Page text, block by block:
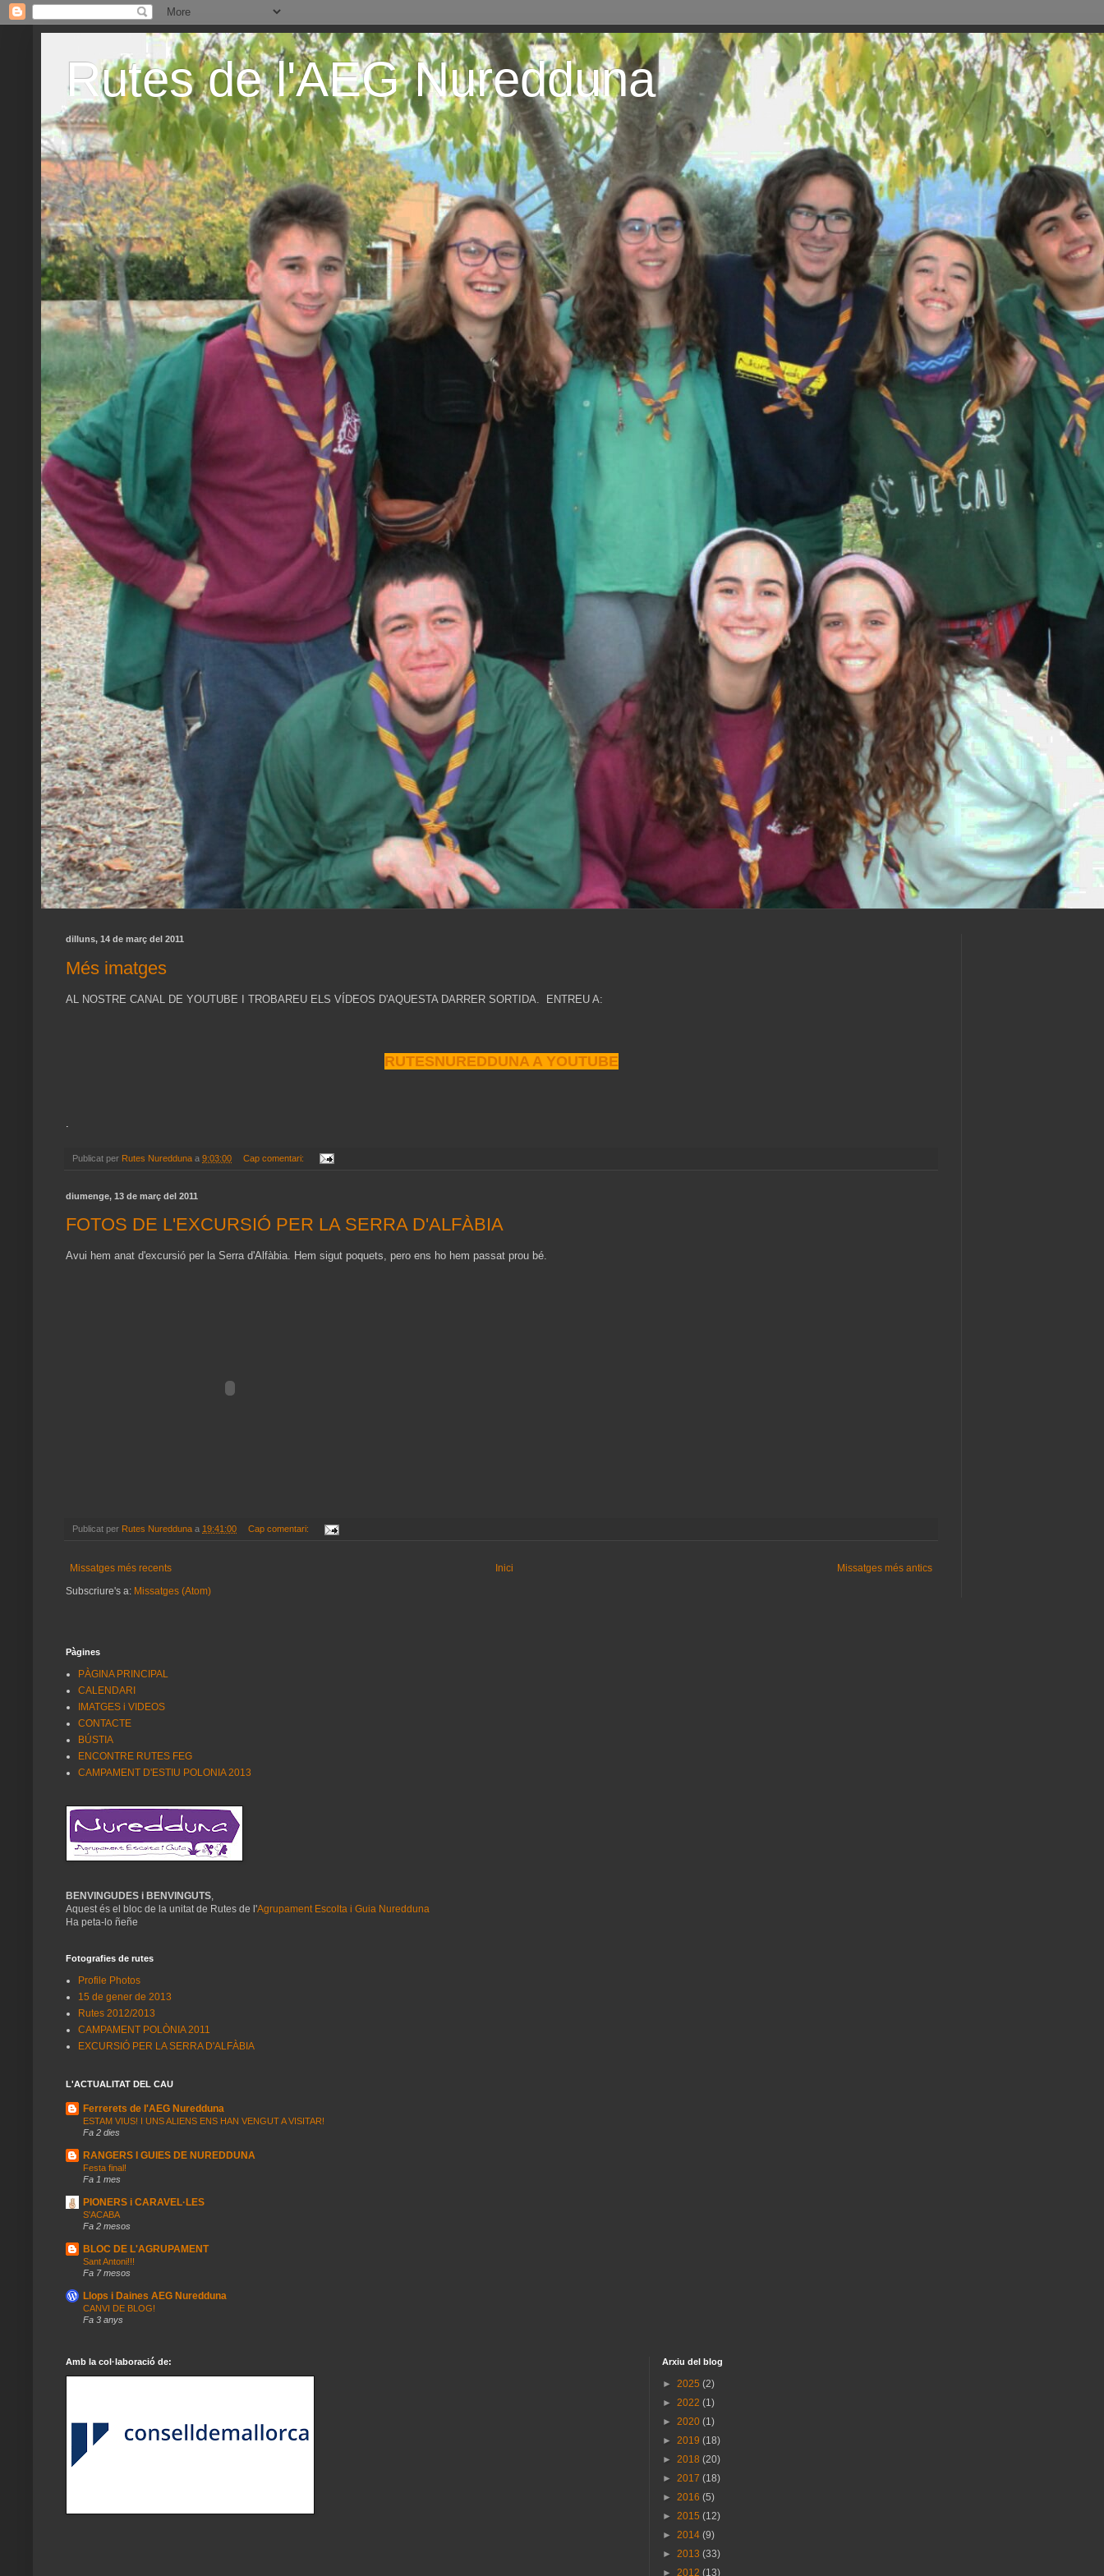
Rutes de l'AEG Nuredduna
dilluns, 14 de març del 2011
Més imatges
AL NOSTRE CANAL DE YOUTUBE I TROBAREU ELS VÍDEOS D'AQUESTA DARRER SORTIDA. ENTREU A:
RUTESNUREDDUNA A YOUTUBE
Publicat per Rutes Nuredduna a 9:03:00 Cap comentari:
diumenge, 13 de març del 2011
FOTOS DE L'EXCURSIÓ PER LA SERRA D'ALFÀBIA
Avui hem anat d'excursió per la Serra d'Alfàbia. Hem sigut poquets, pero ens ho hem passat prou bé.
Publicat per Rutes Nuredduna a 19:41:00 Cap comentari:
Missatges més recents Missatges més antics
Inici
Subscriure's a: Missatges (Atom)
Pàgines
PÀGINA PRINCIPAL
CALENDARI
IMATGES i VIDEOS
CONTACTE
BÚSTIA
ENCONTRE RUTES FEG
CAMPAMENT D'ESTIU POLONIA 2013
BENVINGUDES i BENVINGUTS,
Aquest és el bloc de la unitat de Rutes de l'Agrupament Escolta i Guia Nuredduna
Ha peta-lo ñeñe
Fotografies de rutes
Profile Photos
15 de gener de 2013
Rutes 2012/2013
CAMPAMENT POLÒNIA 2011
EXCURSIÓ PER LA SERRA D'ALFÀBIA
L'ACTUALITAT DEL CAU
Ferrerets de l'AEG Nuredduna
ESTAM VIUS! I UNS ALIENS ENS HAN VENGUT A VISITAR!
Fa 2 dies
RANGERS I GUIES DE NUREDDUNA
Festa final!
Fa 1 mes
PIONERS i CARAVEL·LES
S'ACABA
Fa 2 mesos
BLOC DE L'AGRUPAMENT
Sant Antoni!!!
Fa 7 mesos
Llops i Daines AEG Nuredduna
CANVI DE BLOG!
Fa 3 anys
Amb la col·laboració de: Arxiu del blog
► 2025 (2)
► 2022 (1)
► 2020 (1)
► 2019 (18)
► 2018 (20)
► 2017 (18)
► 2016 (5)
► 2015 (12)
► 2014 (9)
► 2013 (33)
► 2012 (13)